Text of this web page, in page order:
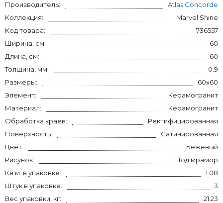
Производитель:
Atlas Concorde
Коллекция:
Marvel Shine
Код товара:
736557
Ширина, см:
60
Длина, см:
60
Толщина, мм:
0.9
Размеры:
60x60
Элемент:
Керамогранит
Материал:
Керамогранит
Обработка краев:
Ректифицированная
Поверхность:
Сатинированная
Цвет:
Бежевый
Рисунок:
Под мрамор
Кв.м. в упаковке:
1.08
Штук в упаковке:
3
Вес упаковки, кг:
21.23